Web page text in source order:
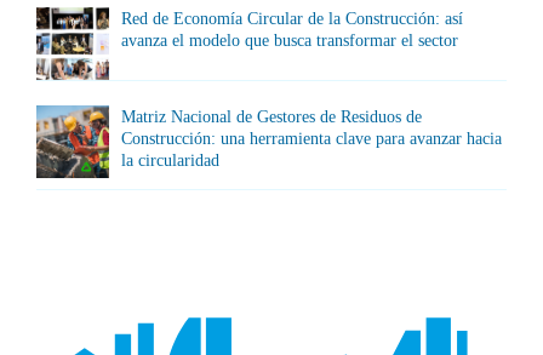
Red de Economía Circular de la Construcción: así
avanza el modelo que busca transformar el sector
Matriz Nacional de Gestores de Residuos de
Construcción: una herramienta clave para avanzar hacia
la circularidad